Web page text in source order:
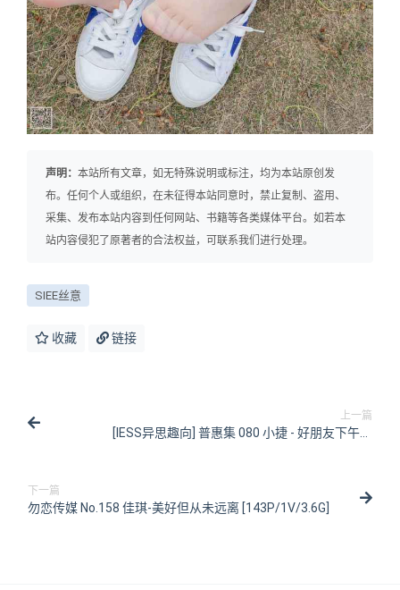
声明： 本站所有文章，如无特殊说明或标注，均为本站原创发
布。任何个人或组织，在未征得本站同意时，禁止复制、盗用、
采集、发布本站内容到任何网站、书籍等各类媒体平台。如若本
站内容侵犯了原著者的合法权益，可联系我们进行处理。
SIEE丝意
收藏 链接
上一篇
[IESS异思趣向] 普惠集 080 小捷 - 好朋友下午茶
下一篇
勿恋传媒 No.158 佳琪-美好但从未远离 [143P/1V/3.6G]